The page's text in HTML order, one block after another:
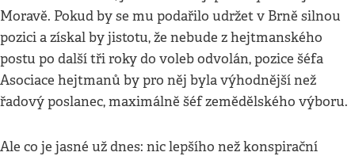
Moravě. Pokud by se mu podařilo udržet v Brně silnou
pozici a získal by jistotu, že nebude z hejtmanského
postu po další tři roky do voleb odvolán, pozice šéfa
Asociace hejtmanů by pro něj byla výhodnější než
řadový poslanec, maximálně šéf zemědělského výboru.
Ale co je jasné už dnes: nic lepšího než konspirační